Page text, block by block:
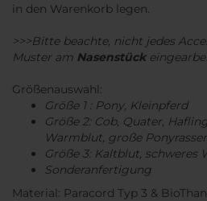
in den Warenkorb legen.
>>>Bitte beachte, nicht jedes
Muster am Nasenstück
Größenauswahl:
​Größe 1 : Pony, Kleinpferd
Größe 2: Cob, Quater,
Warmblut, große
Größe 3: Kaltblut, schweres
Sonderanfertigung
Material: Paracord Typ 3 &